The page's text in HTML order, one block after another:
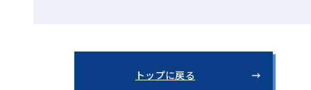
トップに戻る